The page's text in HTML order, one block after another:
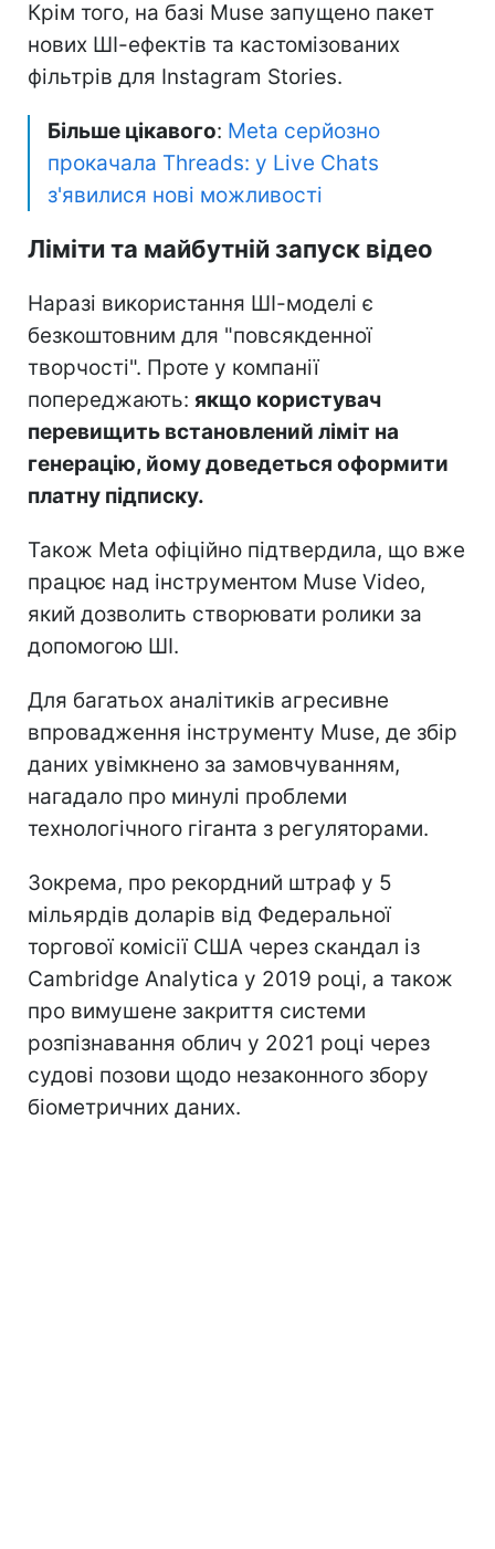
Крім того, на базі Muse запущено пакет
нових ШІ-ефектів та кастомізованих
фільтрів для Instagram Stories.
Більше цікавого: Meta серйозно
прокачала Threads: у Live Chats
з'явилися нові можливості
Ліміти та майбутній запуск відео
Наразі використання ШІ-моделі є
безкоштовним для "повсякденної
творчості". Проте у компанії
попереджають: якщо користувач
перевищить встановлений ліміт на
генерацію, йому доведеться оформити
платну підписку.
Також Meta офіційно підтвердила, що вже
працює над інструментом Muse Video,
який дозволить створювати ролики за
допомогою ШІ.
Для багатьох аналітиків агресивне
впровадження інструменту Muse, де збір
даних увімкнено за замовчуванням,
нагадало про минулі проблеми
технологічного гіганта з регуляторами.
Зокрема, про рекордний штраф у 5
мільярдів доларів від Федеральної
торгової комісії США через скандал із
Cambridge Analytica у 2019 році, а також
про вимушене закриття системи
розпізнавання облич у 2021 році через
судові позови щодо незаконного збору
біометричних даних.